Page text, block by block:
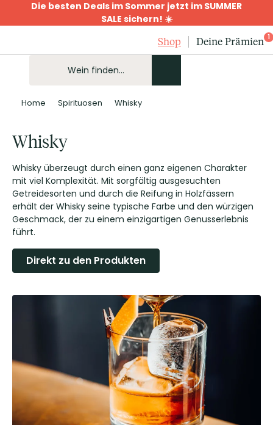
Die besten Deals im Sommer jetzt im SUMMER
SALE sichern! ☀️
Shop
Deine Prämien 1
Home Spirituosen Whisky
Whisky
Whisky überzeugt durch einen ganz eigenen Charakter
mit viel Komplexität. Mit sorgfältig ausgesuchten
Getreidesorten und durch die Reifung in Holzfässern
erhält der Whisky seine typische Farbe und den würzigen
Geschmack, der zu einem einzigartigen Genusserlebnis
führt.
Direkt zu den Produkten